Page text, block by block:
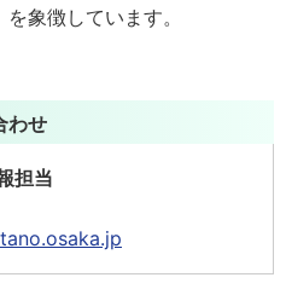
象徴しています。
わせ
担当